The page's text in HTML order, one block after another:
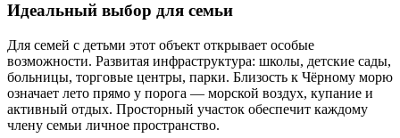
Идеальный выбор для семьи
Для семей с детьми этот объект открывает особые
возможности. Развитая инфраструктура: школы, детские сады,
больницы, торговые центры, парки. Близость к Чёрному морю
означает лето прямо у порога — морской воздух, купание и
активный отдых. Просторный участок обеспечит каждому
члену семьи личное пространство.